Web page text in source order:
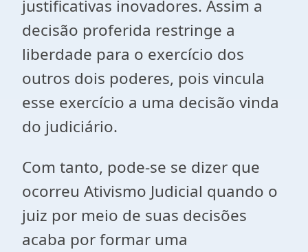
justificativas inovadores. Assim a
decisão proferida restringe a
liberdade para o exercício dos
outros dois poderes, pois vincula
esse exercício a uma decisão vinda
do judiciário.
Com tanto, pode-se se dizer que
ocorreu Ativismo Judicial quando o
juiz por meio de suas decisões
acaba por formar uma